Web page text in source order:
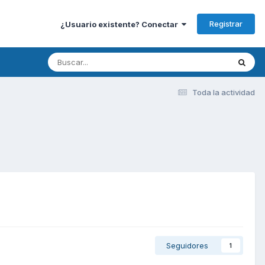
¿Usuario existente? Conectar Registrar
Toda la actividad
Seguidores 1